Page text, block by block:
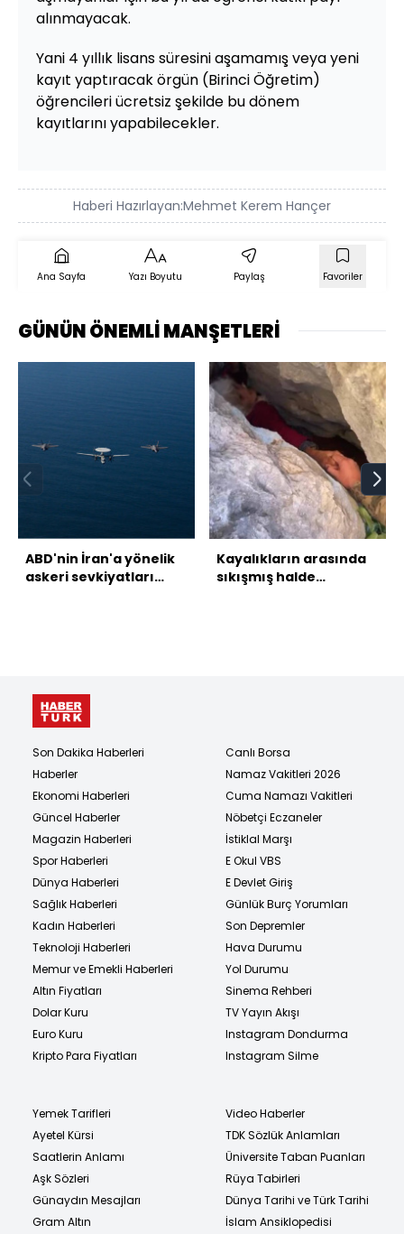
alınmayacak.
Yani 4 yıllık lisans süresini aşamamış veya yeni
kayıt yaptıracak örgün (Birinci Öğretim)
öğrencileri ücretsiz şekilde bu dönem
kayıtlarını yapabilecekler.
Haberi Hazırlayan:Mehmet Kerem Hançer
Ana Sayfa Yazı Boyutu Paylaş Favoriler
GÜNÜN ÖNEMLİ MANŞETLERİ
ABD'nin İran'a yönelik
askeri sevkiyatları
Kayalıkların arasında
sıkışmış halde
Son Dakika Haberleri
Haberler
Ekonomi Haberleri
Güncel Haberler
Magazin Haberleri
Spor Haberleri
Dünya Haberleri
Sağlık Haberleri
Kadın Haberleri
Teknoloji Haberleri
Memur ve Emekli Haberleri
Altın Fiyatları
Dolar Kuru
Euro Kuru
Kripto Para Fiyatları
Canlı Borsa
Namaz Vakitleri 2026
Cuma Namazı Vakitleri
Nöbetçi Eczaneler
İstiklal Marşı
E Okul VBS
E Devlet Giriş
Günlük Burç Yorumları
Son Depremler
Hava Durumu
Yol Durumu
Sinema Rehberi
TV Yayın Akışı
Instagram Dondurma
Instagram Silme
Yemek Tarifleri
Ayetel Kürsi
Saatlerin Anlamı
Aşk Sözleri
Günaydın Mesajları
Gram Altın
Video Haberler
TDK Sözlük Anlamları
Üniversite Taban Puanları
Rüya Tabirleri
Dünya Tarihi ve Türk Tarihi
İslam Ansiklopedisi